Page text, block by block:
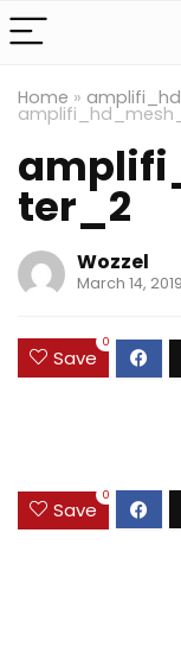
Home »
ter_2
Wozzel
March 14, 2019
Save
0
Save
0